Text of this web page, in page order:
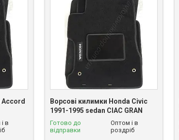
Accord
в
Ворсові килимки Honda Civic
1991-1995 sedan CIAC GRAN
Готово до
відправки
Оптом і в
роздріб